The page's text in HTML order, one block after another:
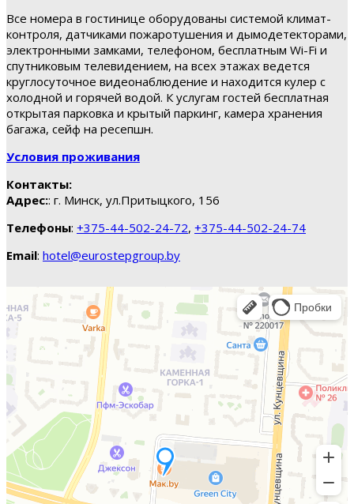
Все номера в гостинице оборудованы системой климат-
контроля, датчиками пожаротушения и дымодетекторами,
электронными замками, телефоном, бесплатным Wi-Fi и
спутниковым телевидением, на всех этажах ведется
круглосуточное видеонаблюдение и находится кулер с
холодной и горячей водой. К услугам гостей бесплатная
открытая парковка и крытый паркинг, камера хранения
багажа, сейф на ресепшн.
Условия проживания
Контакты:
Адрес:: г. Минск, ул.Притыцкого, 156
Телефоны: +375-44-502-24-72, +375-44-502-24-74
Email: hotel@eurostepgroup.by